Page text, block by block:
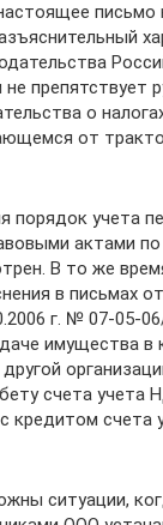
письмо
не препятствует
о
от
порядок учета
актами по
В то же
в письмах
г. № 07-05-
имущества в
счета учета
кредитом счета
ситуации,